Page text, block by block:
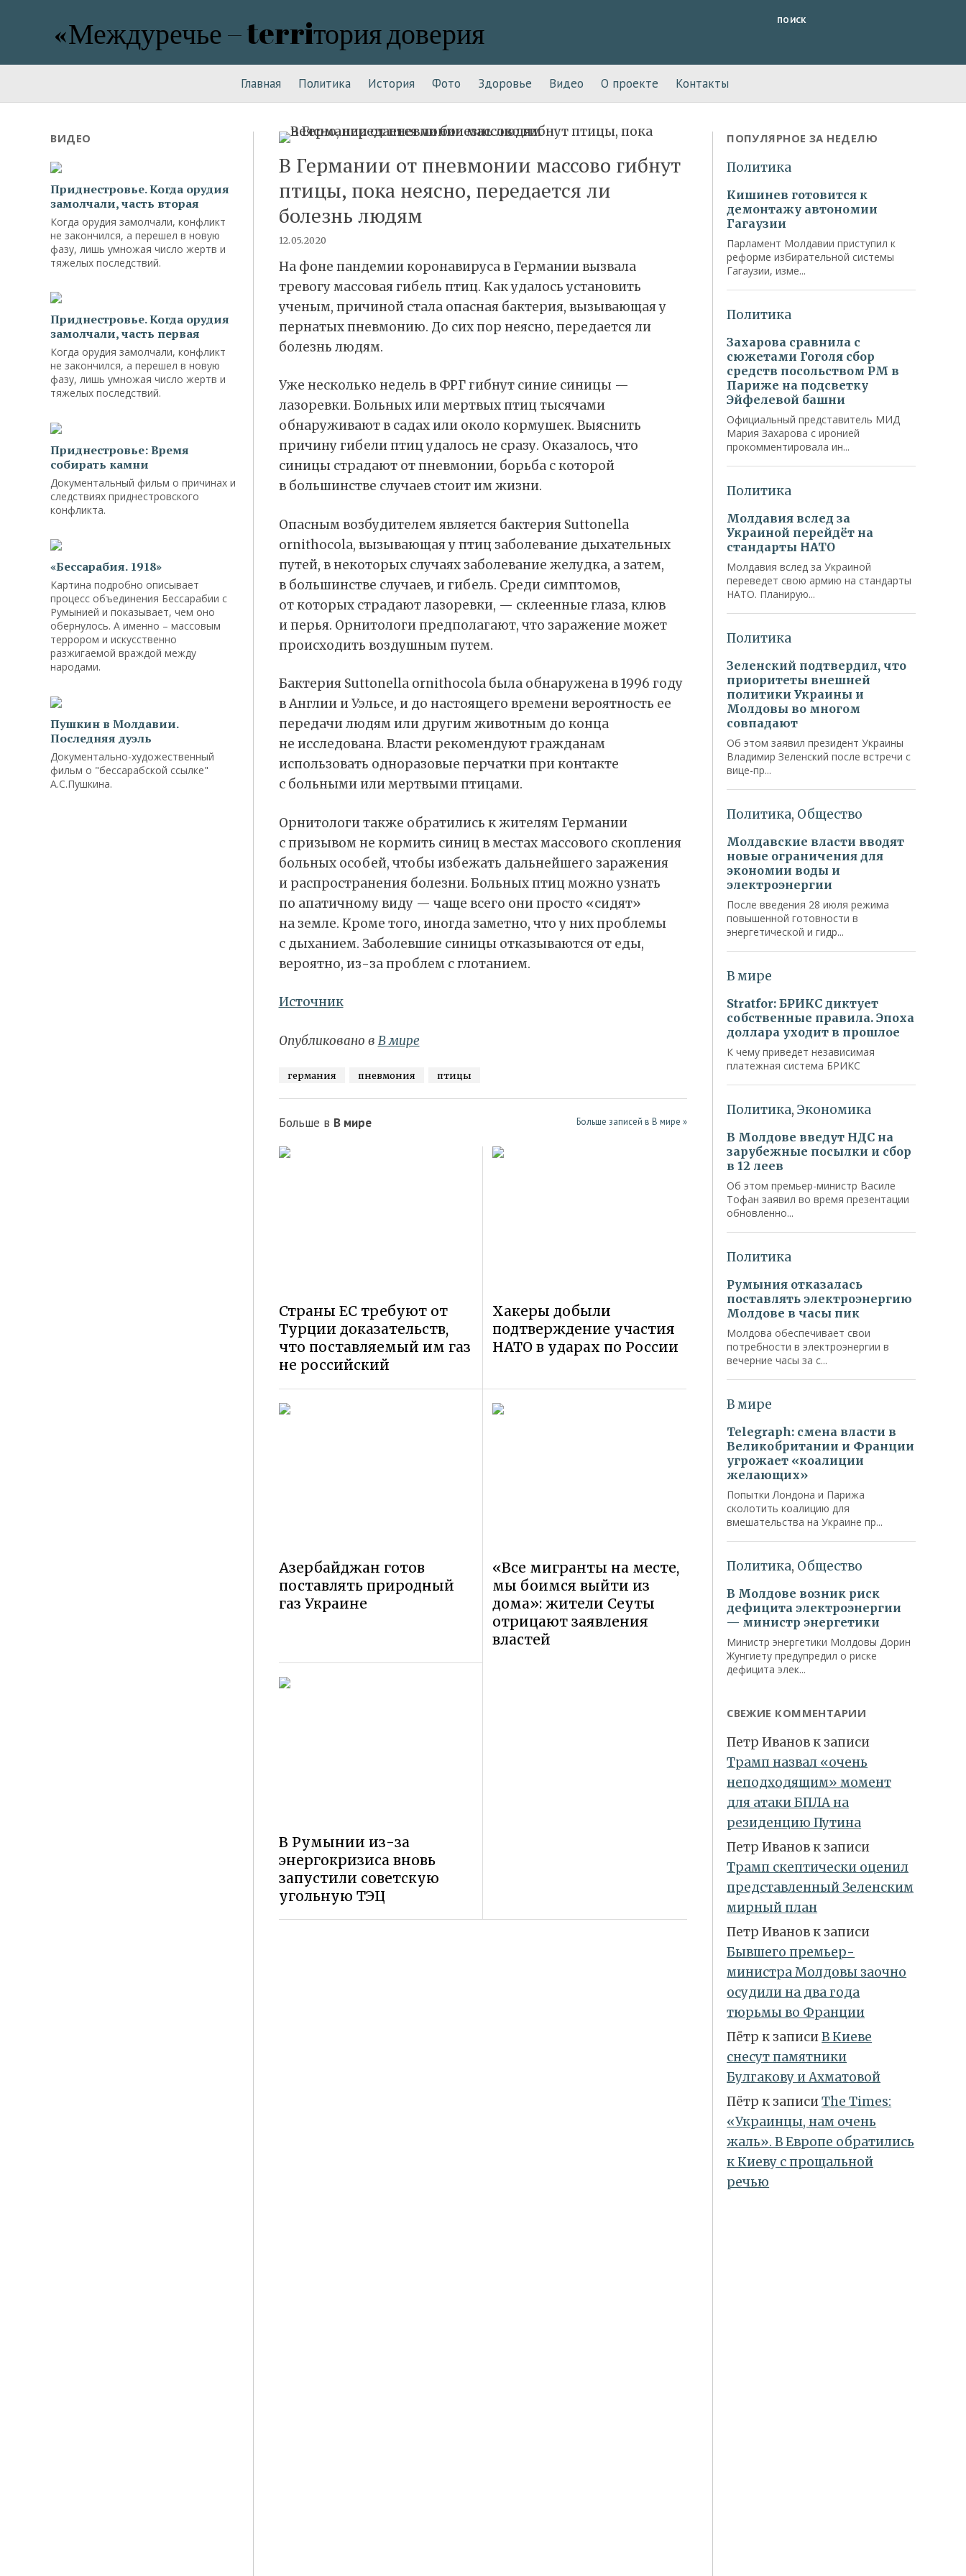
«Междуречье – terriтория доверия ПОИСК
Главная Политика История Фото Здоровье Видео О проекте Контакты
ВИДЕО
Приднестровье. Когда орудия
замолчали, часть вторая
Когда орудия замолчали, конфликт
не закончился, а перешел в новую
фазу, лишь умножая число жертв и
тяжелых последствий.
Приднестровье. Когда орудия
замолчали, часть первая
Когда орудия замолчали, конфликт
не закончился, а перешел в новую
фазу, лишь умножая число жертв и
тяжелых последствий.
Приднестровье: Время
собирать камни
Документальный фильм о причинах и
следствиях приднестровского
конфликта.
«Бессарабия. 1918»
Картина подробно описывает
процесс объединения Бессарабии с
Румынией и показывает, чем оно
обернулось. А именно – массовым
террором и искусственно
разжигаемой враждой между
народами.
Пушкин в Молдавии.
Последняя дуэль
Документально-художественный
фильм о "бессарабской ссылке"
А.С.Пушкина.
В Германии от пневмонии массово гибнут
птицы, пока неясно, передается ли
болезнь людям
12.05.2020
На фоне пандемии коронавируса в Германии вызвала
тревогу массовая гибель птиц. Как удалось установить
ученым, причиной стала опасная бактерия, вызывающая у
пернатых пневмонию. До сих пор неясно, передается ли
болезнь людям.
Уже несколько недель в ФРГ гибнут синие синицы —
лазоревки. Больных или мертвых птиц тысячами
обнаруживают в садах или около кормушек. Выяснить
причину гибели птиц удалось не сразу. Оказалось, что
синицы страдают от пневмонии, борьба с которой
в большинстве случаев стоит им жизни.
Опасным возбудителем является бактерия Suttonella
ornithocola, вызывающая у птиц заболевание дыхательных
путей, в некоторых случаях заболевание желудка, а затем,
в большинстве случаев, и гибель. Среди симптомов,
от которых страдают лазоревки, — склеенные глаза, клюв
и перья. Орнитологи предполагают, что заражение может
происходить воздушным путем.
Бактерия Suttonella ornithocola была обнаружена в 1996 году
в Англии и Уэльсе, и до настоящего времени вероятность ее
передачи людям или другим животным до конца
не исследована. Власти рекомендуют гражданам
использовать одноразовые перчатки при контакте
с больными или мертвыми птицами.
Орнитологи также обратились к жителям Германии
с призывом не кормить синиц в местах массового скопления
больных особей, чтобы избежать дальнейшего заражения
и распространения болезни. Больных птиц можно узнать
по апатичному виду — чаще всего они просто «сидят»
на земле. Кроме того, иногда заметно, что у них проблемы
с дыханием. Заболевшие синицы отказываются от еды,
вероятно, из-за проблем с глотанием.
Источник
Опубликовано в В мире
германия пневмония птицы
Больше в В мире Больше записей в В мире »
Страны ЕС требуют от
Турции доказательств,
что поставляемый им газ
не российский
Хакеры добыли
подтверждение участия
НАТО в ударах по России
Азербайджан готов
поставлять природный
газ Украине
«Все мигранты на месте,
мы боимся выйти из
дома»: жители Сеуты
отрицают заявления
властей
В Румынии из-за
энергокризиса вновь
запустили советскую
угольную ТЭЦ
ПОПУЛЯРНОЕ ЗА НЕДЕЛЮ
СВЕЖИЕ КОММЕНТАРИИ
Петр Ивановк записи
Трамп назвал «очень
неподходящим» момент
для атаки БПЛА на
резиденцию Путина
Петр Ивановк записи
Трамп скептически оценил
представленный Зеленским
мирный план
Петр Ивановк записи
Бывшего премьер-
министра Молдовы заочно
осудили на два года
тюрьмы во Франции
Пётр к записиВ Киеве
снесут памятники
Булгакову и Ахматовой
Пётр к записиТhe Times:
«Украинцы, нам очень
жаль». В Европе обратились
к Киеву с прощальной
речью